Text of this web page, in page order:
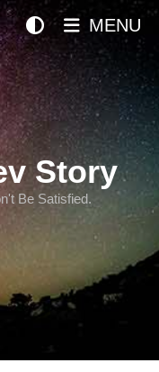
Story
Be Satisfied.
MENU